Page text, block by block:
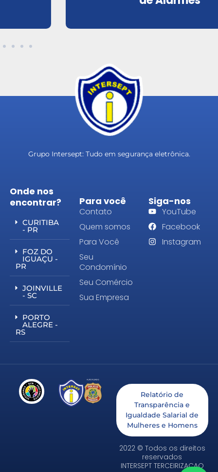
Grupo Intersept: Tudo em segurança eletrônica.
Onde nos
encontrar?
CURITIBA
- PR
FOZ DO
IGUAÇU -
PR
JOINVILLE
- SC
PORTO
ALEGRE -
RS
Para você
Contato
Quem somos
Para Você
Seu
Condomínio
Seu Comércio
Sua Empresa
Siga-nos
YouTube
Facebook
Instagram
Relatório de
Transparência e
Igualdade Salarial de
Mulheres e Homens
2022 © Todos os direitos
reservados
INTERSEPT TERCEIRIZACAO